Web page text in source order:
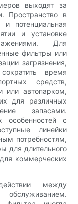
выходят за
Пространство в
потенциальная
и установке
Для
фильтры или
загрязнения,
время
средств,
или автопарком,
для различных
запасами.
особенностей с
линейки
потребностям,
для длительного
коммерческих
между